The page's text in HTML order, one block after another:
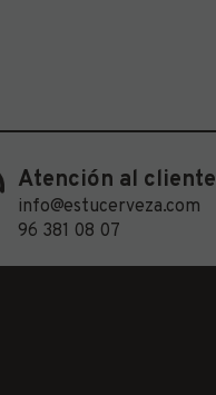
Atención al cliente
info@estucerveza.com
96 381 08 07